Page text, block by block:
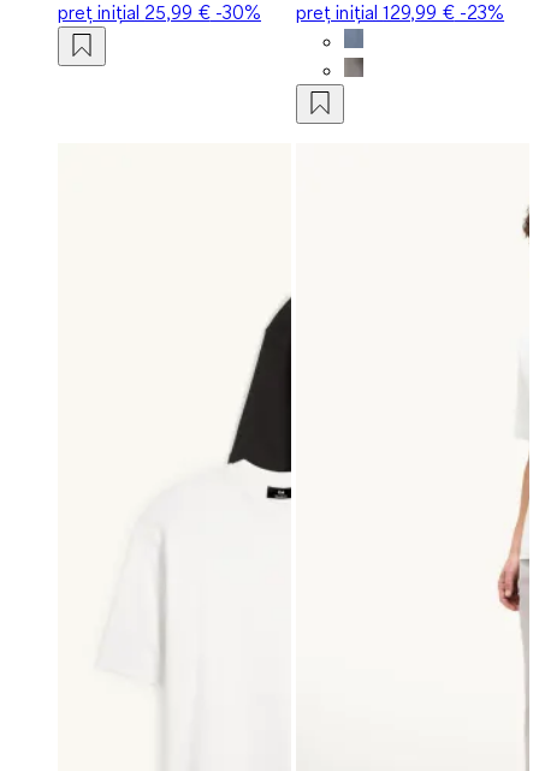
preț inițial 25,99 €-30%
preț inițial129,99 €-23%